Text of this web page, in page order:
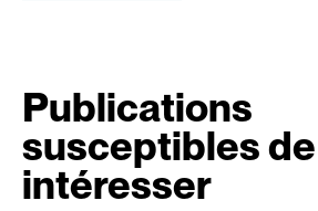
Publications
susceptibles
intéresser